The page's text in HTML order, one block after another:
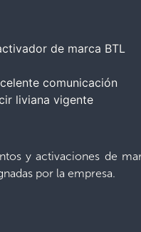
de marca BTL
comunicación
liviana vigente
y activaciones de
por la empresa.